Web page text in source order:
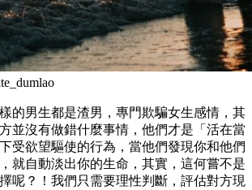
的男生都是渣男，專門欺騙女生感情，其
並沒有做錯什麼事情，他們才是「活在當
受欲望驅使的行為，當他們發現你和他們
就自動淡出你的生命，其實，這何嘗不是
呢？！我們只需要理性判斷，評估對方現